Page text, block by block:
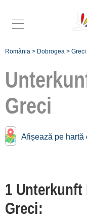
România > Dobrogea > Greci
Greci
Afișează pe hartă
1 Unterkunft
Greci:
Houses Nähe
[1 offers auf 65.7
cazare
despre C A R T A